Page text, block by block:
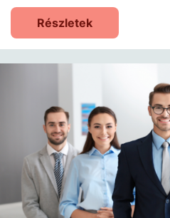
Részletek